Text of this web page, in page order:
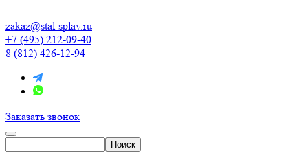
zakaz@stal-splav.ru
+7 (495) 212-09-40
8 (812) 426-12-94
Заказать звонок